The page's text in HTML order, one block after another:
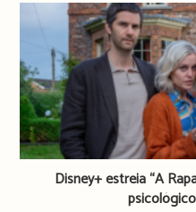
Disney+ estreia “A